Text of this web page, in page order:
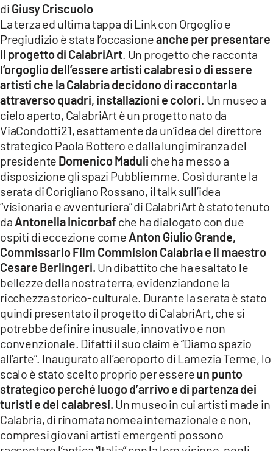
CATANZAROCHANNEL.IT
LACAPITALENEWS.IT
App
ANDROID
APPLE
di Giusy Criscuolo
La terza ed ultima tappa di Link con Orgoglio e
Pregiudizio è stata l’occasioneanche per presentare
il progetto di CalabriArt . Un progetto che racconta
l’orgoglio dell’essere artisti calabresi o di essere
artisti che la Calabria decidono di raccontarla
attraverso quadri, installazioni e colori . Un museo a
cielo aperto, CalabriArt è un progetto nato da
ViaCondotti21, esattamente da un’idea del direttore
strategico Paola Bottero e dalla lungimiranza del
presidente Domenico Maduli che ha messo a
disposizione gli spazi Pubbliemme. Così durante la
serata di Corigliano Rossano, il talk sull’idea
“visionaria e avventuriera” di CalabriArt è stato tenuto
da Antonella Inicorbaf che ha dialogato con due
ospiti di eccezione come Anton Giulio Grande,
Commissario Film Commision Calabria e il maestro
Cesare Berlingeri. Un dibattito che ha esaltato le
bellezze della nostra terra, evidenziandone la
ricchezza storico-culturale. Durante la serata è stato
quindi presentato il progetto di CalabriArt, che si
potrebbe definire inusuale, innovativo e non
convenzionale. Difatti il suo claim è “Diamo spazio
all’arte”. Inaugurato all’aeroporto di Lamezia Terme, lo
scalo è stato scelto proprio per essereun punto
strategico perché luogo d’arrivo e di partenza dei
turisti e dei calabresi. Un museo in cui artisti made in
Calabria, di rinomata nomea internazionale e non,
compresi giovani artisti emergenti possono